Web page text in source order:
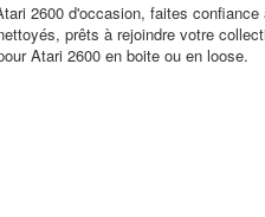
2600 d'occasion, faites
prêts à rejoindre votre
Atari 2600 en boite ou en loose.